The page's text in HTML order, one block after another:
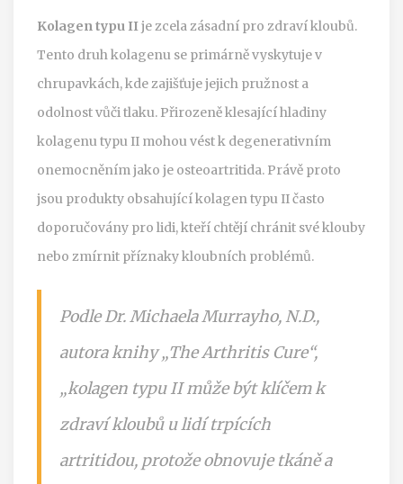
Kolagen typu IIje zcela zásadní pro zdraví kloubů.
Tento druh kolagenu se primárně vyskytuje v
chrupavkách, kde zajišťuje jejich pružnost a
odolnost vůči tlaku. Přirozeně klesající hladiny
kolagenu typu II mohou vést k degenerativním
onemocněním jako je osteoartritida. Právě proto
jsou produkty obsahující kolagen typu II často
doporučovány pro lidi, kteří chtějí chránit své klouby
nebo zmírnit příznaky kloubních problémů.
Podle Dr. Michaela Murrayho, N.D.,
autora knihy „The Arthritis Cure“,
„kolagen typu II může být klíčem k
zdraví kloubů u lidí trpících
artritidou, protože obnovuje tkáně a